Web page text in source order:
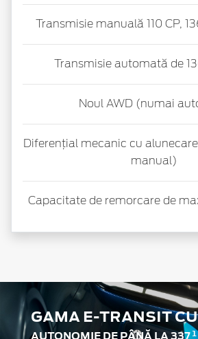
Transmisie manuală 110 CP,
Transmisie automată de
Noul AWD (numai
Diferențial mecanic cu
manual)
Capacitate de remorcare de
GAMA E-TRANSIT
AUTONOMIE DE PÂNĂ LA 3371